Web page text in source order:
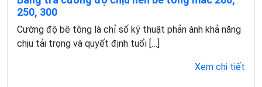
250, 300
Cường độ bê tông là chỉ số kỹ thuật phản ánh khả năng
chịu tải trọng và quyết định tuổi […]
Xem chi tiết